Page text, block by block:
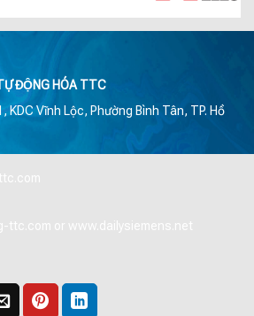
ĐỘNG HÓA TTC
Vĩnh Lộc, Phường Bình Tân, TP. Hồ
ttc.com or www.dailysiemens.net